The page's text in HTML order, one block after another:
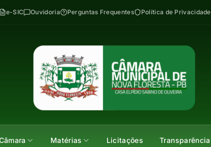
e-SIC Ouvidoria Perguntas Frequentes Política de Privacidade
Matérias Licitações Transparência